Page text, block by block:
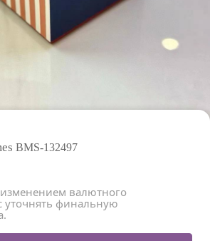
BMS-132497
валютного
уточнять финальную